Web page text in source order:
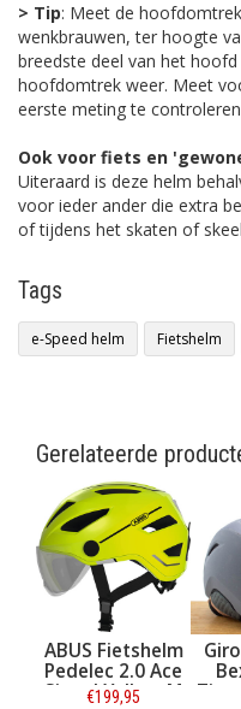
> Tip: Meet de
wenkbrauwen, ter hoogte
breedste deel van het
hoofdomtrek weer. Meet
eerste meting te
Ook voor fiets en
Uiteraard is deze helm
voor ieder ander die extra
of tijdens het skaten of
Tags
e-Speed helm Fietshelm
Gerelateerde
Ace
M
Giro Fietshelm
Bexley MIPS
Titanium - maat
€274,95